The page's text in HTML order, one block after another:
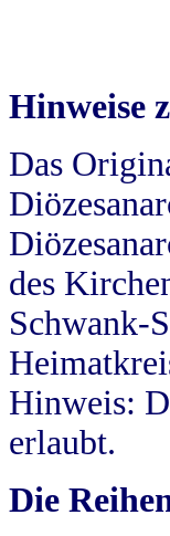
Hinweise
Das
des
Schwank-
Hinweis:
erlaubt.
Die